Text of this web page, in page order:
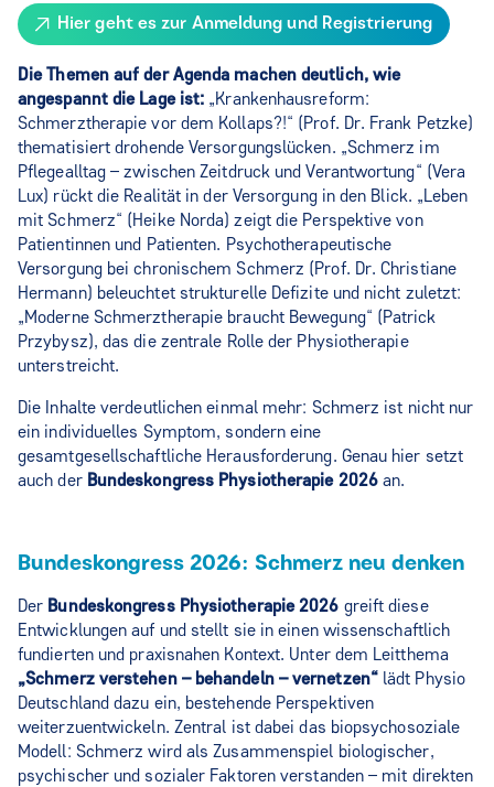
Hier geht es zur Anmeldung und Registrierung
Die Themen auf der Agenda machen deutlich, wie
angespannt die Lage ist: „Krankenhausreform:
Schmerztherapie vor dem Kollaps?!“ (Prof. Dr. Frank Petzke)
thematisiert drohende Versorgungslücken. „Schmerz im
Pflegealltag – zwischen Zeitdruck und Verantwortung“ (Vera
Lux) rückt die Realität in der Versorgung in den Blick. „Leben
mit Schmerz“ (Heike Norda) zeigt die Perspektive von
Patientinnen und Patienten. Psychotherapeutische
Versorgung bei chronischem Schmerz (Prof. Dr. Christiane
Hermann) beleuchtet strukturelle Defizite und nicht zuletzt:
„Moderne Schmerztherapie braucht Bewegung“ (Patrick
Przybysz), das die zentrale Rolle der Physiotherapie
unterstreicht.
Die Inhalte verdeutlichen einmal mehr: Schmerz ist nicht nur
ein individuelles Symptom, sondern eine
gesamtgesellschaftliche Herausforderung. Genau hier setzt
auch der Bundeskongress Physiotherapie 2026an.
Bundeskongress 2026: Schmerz neu denken
Der Bundeskongress Physiotherapie 2026 greift diese
Entwicklungen auf und stellt sie in einen wissenschaftlich
fundierten und praxisnahen Kontext. Unter dem Leitthema
„Schmerz verstehen – behandeln – vernetzen“lädt Physio
Deutschland dazu ein, bestehende Perspektiven
weiterzuentwickeln. Zentral ist dabei das biopsychosoziale
Modell: Schmerz wird als Zusammenspiel biologischer,
psychischer und sozialer Faktoren verstanden – mit direkten